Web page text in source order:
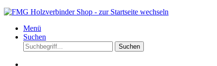
Menü
Suchen
Suchen